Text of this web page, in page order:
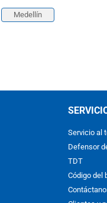
Medellín
Servicio al
Defensor
TDT
Código del